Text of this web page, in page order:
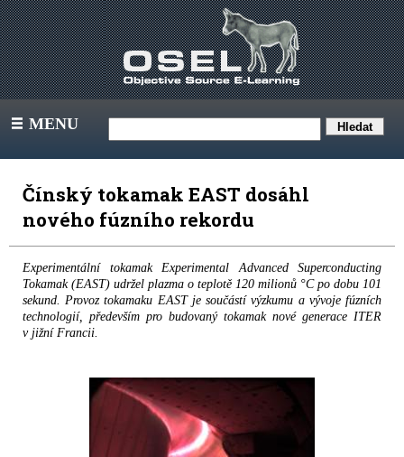
III MENU
Čínský tokamak EAST dosáhl
nového fúzního rekordu
Experimentální tokamak Experimental Advanced Superconducting
Tokamak (EAST) udržel plazma o teplotě 120 milionů °C po dobu 101
sekund. Provoz tokamaku EAST je součástí výzkumu a vývoje fúzních
technologií, především pro budovaný tokamak nové generace ITER
v jižní Francii.